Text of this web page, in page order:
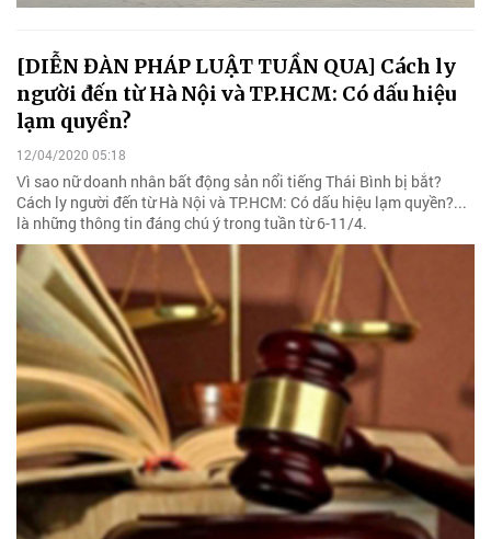
[DIỄN ĐÀN PHÁP LUẬT TUẦN QUA] Cách ly
người đến từ Hà Nội và TP.HCM: Có dấu hiệu
lạm quyền?
12/04/2020 05:18
Vì sao nữ doanh nhân bất động sản nổi tiếng Thái Bình bị bắt?
Cách ly người đến từ Hà Nội và TP.HCM: Có dấu hiệu lạm quyền?...
là những thông tin đáng chú ý trong tuần từ 6-11/4.